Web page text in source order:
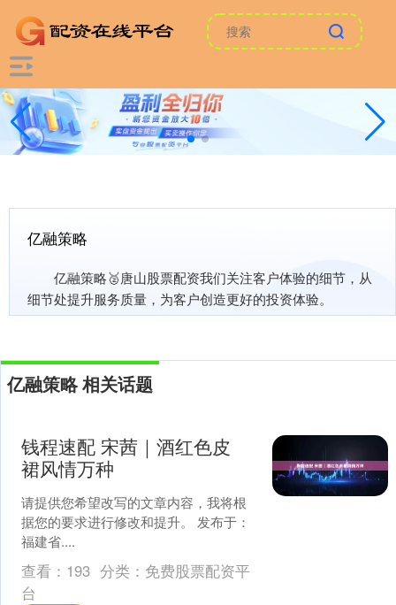
亿融策略
亿融策略🥈唐山股票配资我们关注客户体验的细节，从
细节处提升服务质量，为客户创造更好的投资体验。
亿融策略 相关话题
钱程速配 宋茜｜酒红色皮
裙风情万种
请提供您希望改写的文章内容，我将根
据您的要求进行修改和提升。 发布于：
福建省....
查看： 193 分类： 免费股票配资平
台